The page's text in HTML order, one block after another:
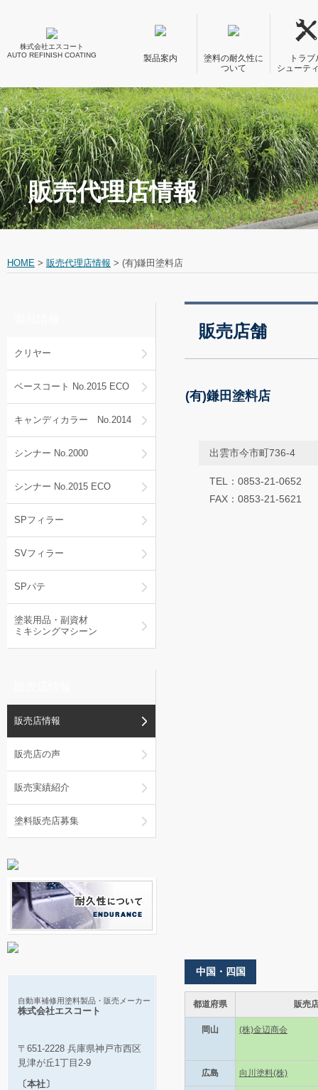
株式会社エスコート
AUTO REFINISH COATING
製品案内
塗料の耐久性に
ついて
トラブ
シューテ
販売代理店情報
HOME > 販売代理店情報 > (有)鎌田塗料店
販売店舗
(有)鎌田塗料店
出雲市今市町736-4
TEL：0853-21-0652
FAX：0853-21-5621
中国・四国
都道府県 販売
岡山 (株)金辺商会
広島 向川塗料(株)
クリヤー
ベースコート No.2015 ECO
キャンディカラー No.2014
シンナー No.2000
シンナー No.2015 ECO
SPフィラー
SVフィラー
SPパテ
塗装用品・副資材
ミキシングマシーン
販売店情報
販売店の声
販売実績紹介
塗料販売店募集
自動車補修用塗料製品・販売メーカー
株式会社エスコート
〒651-2228 兵庫県神戸市西区
見津が丘1丁目2-9
〔本社〕